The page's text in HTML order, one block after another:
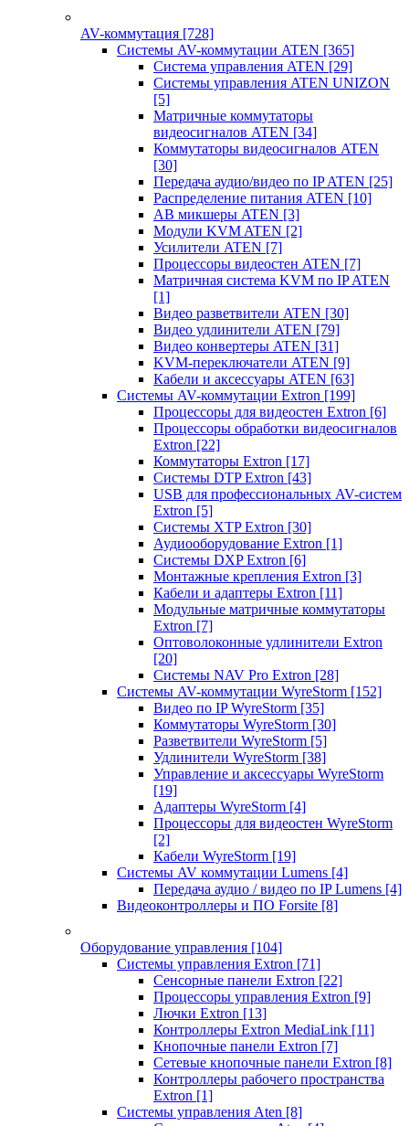
AV-коммутация [728]
Системы AV-коммутации ATEN [365]
Система управления ATEN [29]
Системы управления ATEN UNIZON
[5]
Матричные коммутаторы
видеосигналов ATEN [34]
Коммутаторы видеосигналов ATEN
[30]
Передача аудио/видео по IP ATEN [25]
Распределение питания ATEN [10]
АВ микшеры ATEN [3]
Модули KVM ATEN [2]
Усилители ATEN [7]
Процессоры видеостен ATEN [7]
Матричная система KVM по IP ATEN
[1]
Видео разветвители ATEN [30]
Видео удлинители ATEN [79]
Видео конвертеры ATEN [31]
KVM-переключатели ATEN [9]
Кабели и аксессуары ATEN [63]
Системы AV-коммутации Extron [199]
Процессоры для видеостен Extron [6]
Процессоры обработки видеосигналов
Extron [22]
Коммутаторы Extron [17]
Системы DTP Extron [43]
USB для профессиональных AV-систем
Extron [5]
Системы XTP Extron [30]
Аудиооборудование Extron [1]
Системы DXP Extron [6]
Монтажные крепления Extron [3]
Кабели и адаптеры Extron [11]
Модульные матричные коммутаторы
Extron [7]
Оптоволоконные удлинители Extron
[20]
Системы NAV Pro Extron [28]
Системы AV-коммутации WyreStorm [152]
Видео по IP WyreStorm [35]
Коммутаторы WyreStorm [30]
Разветвители WyreStorm [5]
Удлинители WyreStorm [38]
Управление и аксессуары WyreStorm
[19]
Адаптеры WyreStorm [4]
Процессоры для видеостен WyreStorm
[2]
Кабели WyreStorm [19]
Системы AV коммутации Lumens [4]
Передача аудио / видео по IP Lumens [4]
Видеоконтроллеры и ПО Forsite [8]
Оборудование управления [104]
Системы управления Extron [71]
Сенсорные панели Extron [22]
Процессоры управления Extron [9]
Лючки Extron [13]
Контроллеры Extron MediaLink [11]
Кнопочные панели Extron [7]
Сетевые кнопочные панели Extron [8]
Контроллеры рабочего пространства
Extron [1]
Системы управления Aten [8]